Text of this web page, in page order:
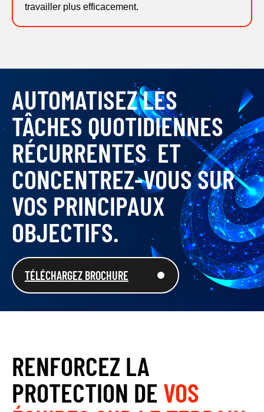
travailler plus efficacement.
AUTOMATISEZ LES
TÂCHES QUOTIDIENNES
RÉCURRENTES ET
CONCENTREZ-VOUS SUR
VOS PRINCIPAUX
OBJECTIFS.
TÉLÉCHARGEZ BROCHURE
RENFORCEZ LA
PROTECTION DE VOS